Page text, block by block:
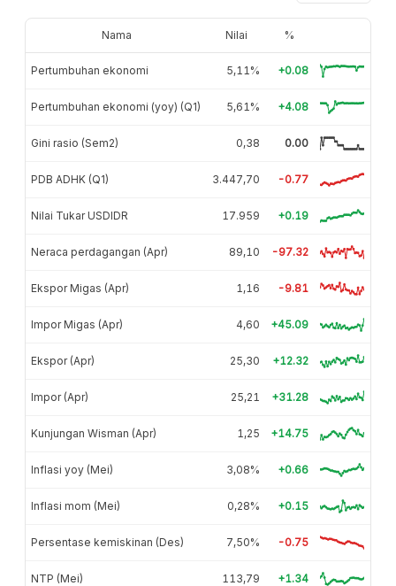
Nama Nilai %
Pertumbuhan ekonomi 5,11% +0.08
Pertumbuhan ekonomi (yoy) (Q1) 5,61% +4.08
Gini rasio (Sem2) 0,38 0.00
PDB ADHK (Q1) 3.447,70 -0.77
Nilai Tukar USDIDR 17.959 +0.19
Neraca perdagangan (Apr) 89,10 -97.32
Ekspor Migas (Apr) 1,16 -9.81
Impor Migas (Apr) 4,60 +45.09
Ekspor (Apr) 25,30 +12.32
Impor (Apr) 25,21 +31.28
Kunjungan Wisman (Apr) 1,25 +14.75
Inflasi yoy (Mei) 3,08% +0.66
Inflasi mom (Mei) 0,28% +0.15
Persentase kemiskinan (Des) 7,50% -0.75
NTP (Mei) 113,79 +1.34